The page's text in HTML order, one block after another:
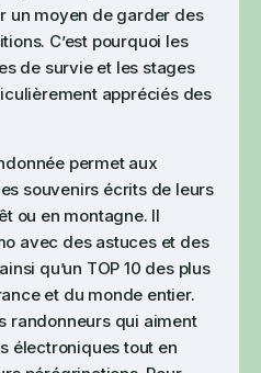
un moyen de garder des
C’est pourquoi les
de survie et les stages
appréciés des
permet aux
souvenirs écrits de leurs
ou en montagne. Il
avec des astuces et des
qu’un TOP 10 des plus
et du monde entier.
randonneurs qui aiment
électroniques tout en